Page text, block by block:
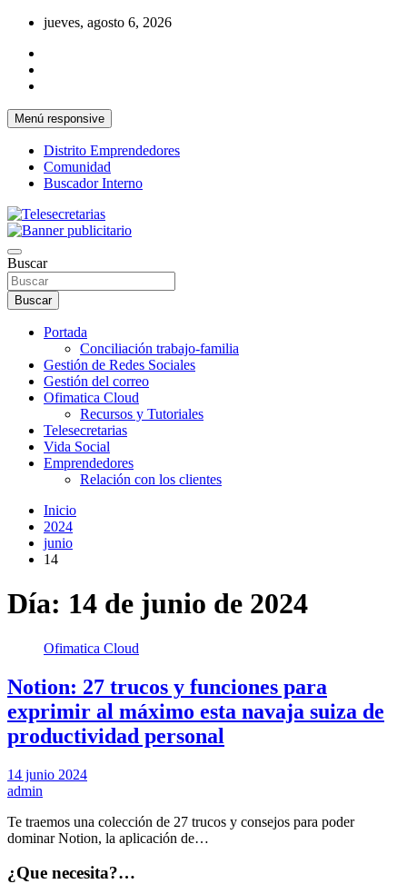
Saltar
contenido
jueves, agosto 6, 2026
Menú responsive
Distrito Emprendedores
Comunidad
Buscador Interno
Telesecretarias
Buscar
Buscar
Portada
Conciliación trabajo-familia
Gestión de Redes Sociales
Gestión del correo
Ofimatica Cloud
Recursos y Tutoriales
Telesecretarias
Vida Social
Emprendedores
Relación con los clientes
Inicio
2024
junio
14
Día: 14 de junio de 2024
Ofimatica Cloud
Notion: 27 trucos y funciones para
exprimir al máximo esta navaja suiza de
productividad personal
14 junio 2024
admin
Te traemos una colección de 27 trucos y consejos para poder
dominar Notion, la aplicación de…
¿Que necesita?…